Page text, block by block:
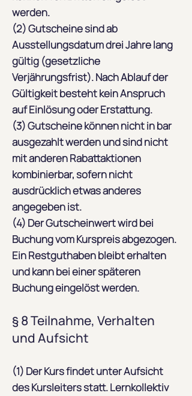
werden.
(2) Gutscheine sind ab
Ausstellungsdatum drei Jahre lang
gültig (gesetzliche
Verjährungsfrist). Nach Ablauf der
Gültigkeit besteht kein Anspruch
auf Einlösung oder Erstattung.
(3) Gutscheine können nicht in bar
ausgezahlt werden und sind nicht
mit anderen Rabattaktionen
kombinierbar, sofern nicht
ausdrücklich etwas anderes
angegeben ist.
(4) Der Gutscheinwert wird bei
Buchung vom Kurspreis abgezogen.
Ein Restguthaben bleibt erhalten
und kann bei einer späteren
Buchung eingelöst werden.
§ 8 Teilnahme, Verhalten
und Aufsicht
(1) Der Kurs findet unter Aufsicht
des Kursleiters statt. Lernkollektiv